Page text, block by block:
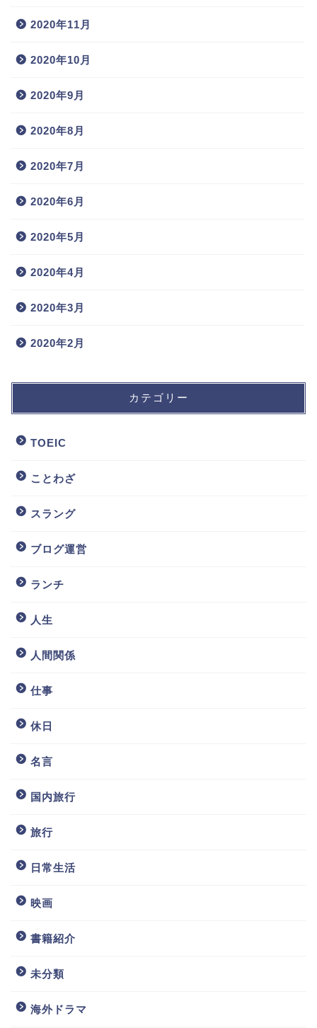
2020年11月
2020年10月
2020年9月
2020年8月
2020年7月
2020年6月
2020年5月
2020年4月
2020年3月
2020年2月
カテゴリー
TOEIC
ことわざ
スラング
ブログ運営
ランチ
人生
人間関係
仕事
休日
名言
国内旅行
旅行
日常生活
映画
書籍紹介
未分類
海外ドラマ